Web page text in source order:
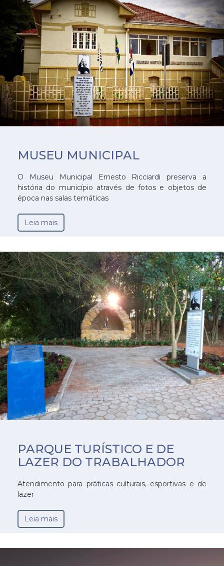
MUSEU MUNICIPAL
O Museu Municipal Ernesto Ricciardi preserva a
história do município através de fotos e objetos de
época nas salas temáticas
Leia mais
PARQUE TURÍSTICO E DE
LAZER DO TRABALHADOR
Atendimento para práticas culturais, esportivas e de
lazer
Leia mais